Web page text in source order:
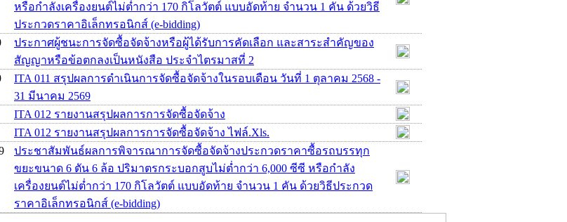
หรือกำลังเครื่องยนต์ไม่ต่ำกว่า 170 กิโลวัตต์ แบบอัดท้าย จำนวน 1 คัน ด้วยวิธี
ประกวดราคาอิเล็กทรอนิกส์ (e-bidding)
ประกาศผู้ชนะการจัดซื้อจัดจ้างหรือผู้ได้รับการคัดเลือก และสาระสำคัญของ
สัญญาหรือข้อตกลงเป็นหนังสือ ประจำไตรมาสที่ 2
ITA 011 สรุปผลการดำเนินการจัดซื้อจัดจ้างในรอบเดือน วันที่ 1 ตุลาคม 2568 -
31 มีนาคม 2569
ITA 012 รายงานสรุปผลการการจัดซื้อจัดจ้าง
ITA 012 รายงานสรุปผลการการจัดซื้อจัดจ้าง ไฟล์.Xls.
ประชาสัมพันธ์ผลการพิจารณาการจัดซื้อจัดจ้างประกวดราคาซื้อรถบรรทุก
ขยะขนาด 6 ตัน 6 ล้อ ปริมาตรกระบอกสูบไม่ต่ำกว่า 6,000 ซีซี หรือกำลัง
เครื่องยนต์ไม่ต่ำกว่า 170 กิโลวัตต์ แบบอัดท้าย จำนวน 1 คัน ด้วยวิธีประกวด
ราคาอิเล็กทรอนิกส์ (e-bidding)